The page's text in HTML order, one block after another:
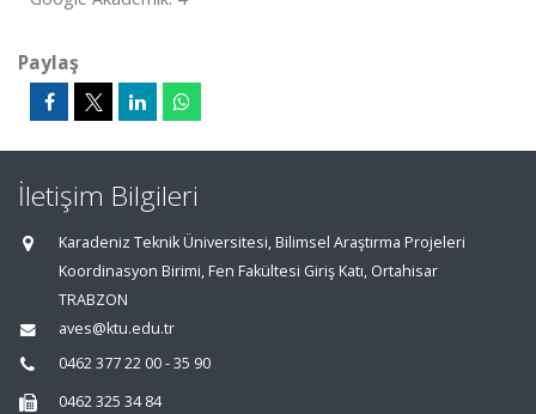
Paylaş
İletişim Bilgileri
Karadeniz Teknik Üniversitesi, Bilimsel Araştırma Projeleri
Koordinasyon Birimi, Fen Fakültesi Giriş Katı, Ortahisar
TRABZON
aves@ktu.edu.tr
0462 377 22 00 - 35 90
0462 325 34 84